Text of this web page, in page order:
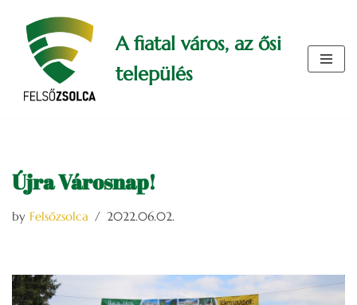
Skip
content
A fiatal város, az ősi
település
Újra Városnap!
by Felsőzsolca 2022.06.02.